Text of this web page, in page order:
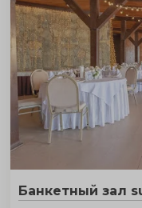
Банкетный зал